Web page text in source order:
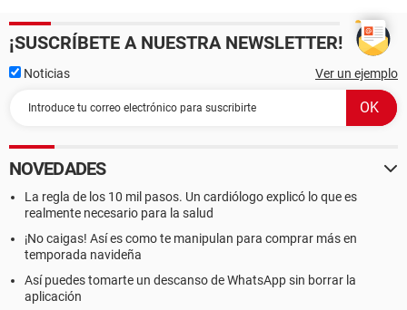
¡SUSCRÍBETE A NUESTRA NEWSLETTER!
Noticias Ver un ejemplo
NOVEDADES
La regla de los 10 mil pasos. Un cardiólogo explicó lo que es
realmente necesario para la salud
¡No caigas! Así es como te manipulan para comprar más en
temporada navideña
Así puedes tomarte un descanso de WhatsApp sin borrar la
aplicación